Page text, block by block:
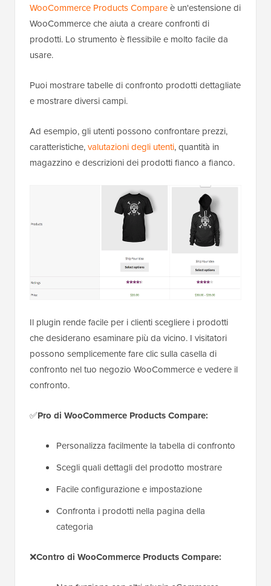
WooCommerce Products Compareè un'estensione di
WooCommerce che aiuta a creare confronti di
prodotti. Lo strumento è flessibile e molto facile da
usare.
Puoi mostrare tabelle di confronto prodotti dettagliate
e mostrare diversi campi.
Ad esempio, gli utenti possono confrontare prezzi,
caratteristiche,valutazioni degli utenti, quantità in
magazzino e descrizioni dei prodotti fianco a fianco.
Il plugin rende facile per i clienti scegliere i prodotti
che desiderano esaminare più da vicino. I visitatori
possono semplicemente fare clic sulla casella di
confronto nel tuo negozio WooCommerce e vedere il
confronto.
✅Pro di WooCommerce Products Compare:
Personalizza facilmente la tabella di confronto
Scegli quali dettagli del prodotto mostrare
Facile configurazione e impostazione
Confronta i prodotti nella pagina della
categoria
❌Contro di WooCommerce Products Compare: